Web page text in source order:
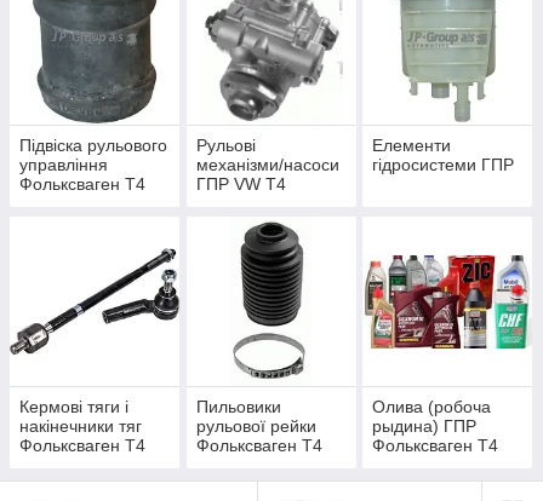
Підвіска рульового
управління
Фольксваген Т4
Рульові
механізми/насоси
ГПР VW T4
Елементи
гідросистеми ГПР
Кермові тяги і
накінечники тяг
Фольксваген Т4
Пильовики
рульової рейки
Фольксваген Т4
Олива (робоча
рыдина) ГПР
Фольксваген Т4